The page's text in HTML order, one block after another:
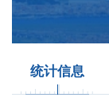
统计信息